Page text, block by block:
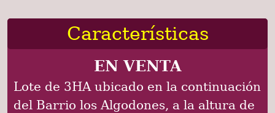
Características
EN VENTA
Lote de 3HA ubicado en la continuación
del Barrio los Algodones, a la altura de